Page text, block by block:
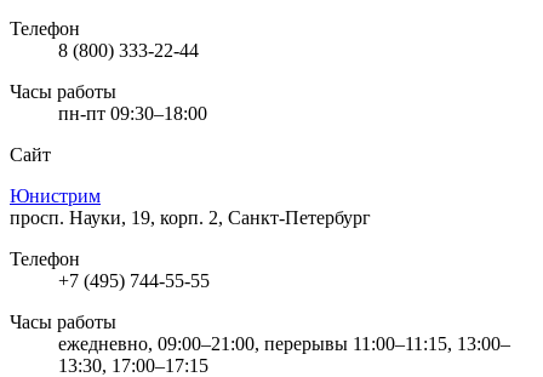
Телефон
8 (800) 333-22-44
Часы работы
пн-пт 09:30–18:00
Сайт
Юнистрим
просп. Науки, 19, корп. 2, Санкт-Петербург
Телефон
+7 (495) 744-55-55
Часы работы
ежедневно, 09:00–21:00, перерывы 11:00–11:15, 13:00–
13:30, 17:00–17:15